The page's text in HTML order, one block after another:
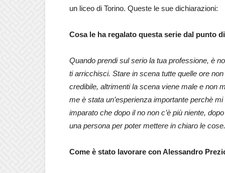
un liceo di Torino. Queste le sue dichiarazioni:
Cosa le ha regalato questa serie dal punto
Quando prendi sul serio la tua professione, è
ti arricchisci. Stare in scena tutte quelle ore
credibile, altrimenti la scena viene male e non
me è stata un’esperienza importante perchè
imparato che dopo il no non c’è più niente,
una persona per poter mettere in chiaro le cose.
Come è stato lavorare con Alessandro